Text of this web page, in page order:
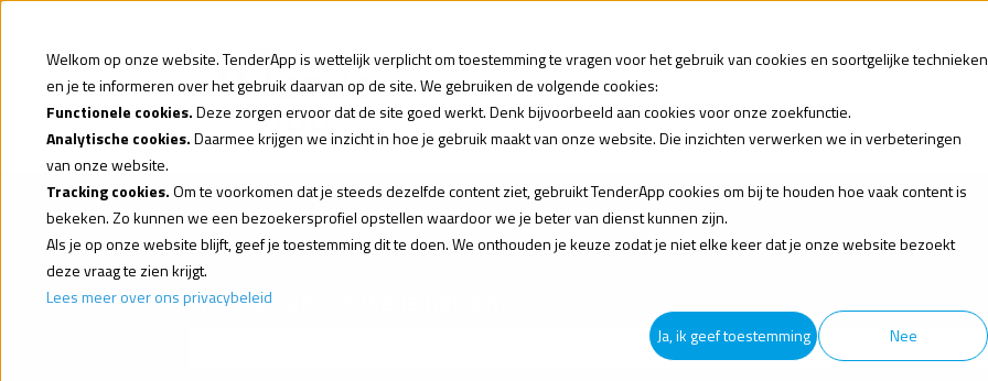
Welkom op onze website. TenderApp is wettelijk verplicht om toestemming te vragen voor het gebruik van cookies en soortgelijke technieken
en je te informeren over het gebruik daarvan op de site. We gebruiken de volgende cookies:
Functionele cookies.Deze zorgen ervoor dat de site goed werkt. Denk bijvoorbeeld aan cookies voor onze zoekfunctie.
Analytische cookies.Daarmee krijgen we inzicht in hoe je gebruik maakt van onze website. Die inzichten verwerken we in verbeteringen
van onze website.
Tracking cookies.Om te voorkomen dat je steeds dezelfde content ziet, gebruikt TenderApp cookies om bij te houden hoe vaak content is
bekeken. Zo kunnen we een bezoekersprofiel opstellen waardoor we je beter van dienst kunnen zijn.
Als je op onze website blijft, geef je toestemming dit te doen. We onthouden je keuze zodat je niet elke keer dat je onze website bezoekt
deze vraag te zien krijgt.
Lees meer over ons privacybeleid
Ja, ik geef toestemming
Nee
Hi. Hoe kunnen we je helpen?